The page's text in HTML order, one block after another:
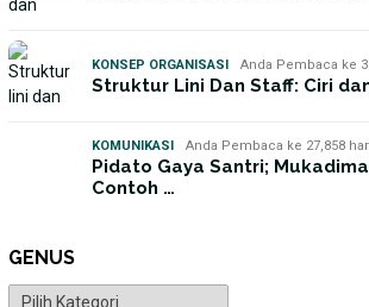
KONSEP ORGANISASI Anda Pembaca ke
Struktur Lini Dan Staff: Ciri
KOMUNIKASI Anda Pembaca ke 27,858
Pidato Gaya Santri;
Contoh …
GENUS
Genus